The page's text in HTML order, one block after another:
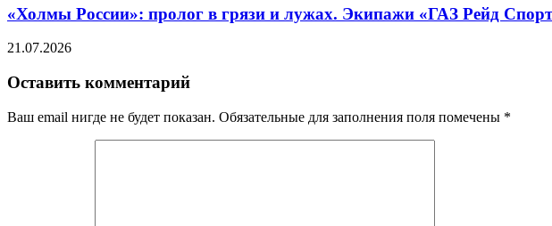
«Холмы России»: пролог в грязи и лужах. Экипажи «ГАЗ Рейд
21.07.2026
Оставить комментарий
Ваш email нигде не будет показан. Обязательные для заполнения поля помечены *